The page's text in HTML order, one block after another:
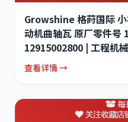
Growshine 格莳国际
动机曲轴瓦 原厂零件号
12915002800 | 工程机
查看详情 →